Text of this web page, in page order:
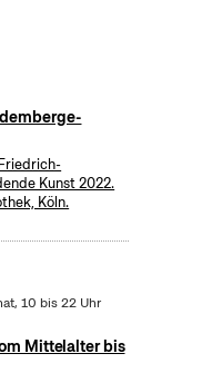
Kunst 2022.
Köln.
10 bis 22 Uhr
Mittelalter bis